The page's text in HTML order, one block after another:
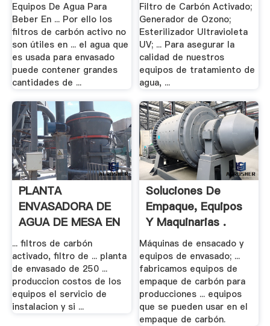
Equipos De Agua Para
Beber En ... Por ello los
filtros de carbón activo no
son útiles en ... el agua que
es usada para envasado
puede contener grandes
cantidades de ...
Filtro de Carbón Activado;
Generador de Ozono;
Esterilizador Ultravioleta
UV; ... Para asegurar la
calidad de nuestros
equipos de tratamiento de
agua, ...
PLANTA
ENVASADORA DE
AGUA DE MESA EN
.
... filtros de carbón
activado, filtro de ... planta
de envasado de 250 ...
produccion costos de los
equipos el servicio de
instalacion y si ...
Soluciones De
Empaque, Equipos
Y Maquinarias .
Máquinas de ensacado y
equipos de envasado; ...
fabricamos equipos de
empaque de carbón para
producciones ... equipos
que se pueden usar en el
empaque de carbón.